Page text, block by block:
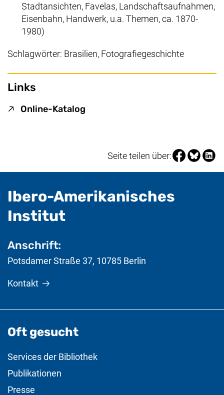
Stadtansichten, Favelas, Landschaftsaufnahmen,
Eisenbahn, Handwerk, u.a. Themen, ca. 1870-
1980)
Schlagwörter: Brasilien, Fotografiegeschichte
Links
Online-Katalog
Seite teilen über:Seite über
Seite
Ibero-Amerikanisches
Institut- nützliche
Anschrift:
Potsdamer Straße 37, 10785 Berlin
Kontakt
Oft gesucht
Services der Bibliothek
Publikationen
Presse